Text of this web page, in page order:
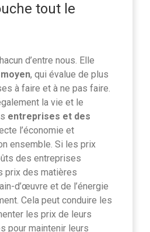
tout le
d’entre nous. Elle
, qui évalue de plus
à faire et à ne pas faire.
la vie et le
entreprises et des
l’économie et
ensemble. Si les prix
des entreprises
prix des matières
d’œuvre et de l’énergie
Cela peut conduire les
les prix de leurs
pour maintenir leurs